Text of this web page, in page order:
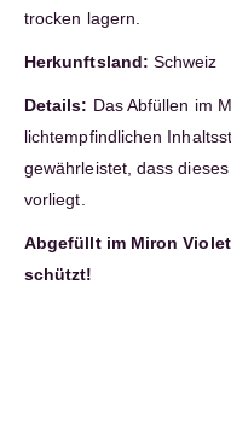
trocken lagern.
Herkunftsland: Schweiz
Details: Das Abfüllen im
lichtempfindlichen
gewährleistet, dass
vorliegt.
Abgefüllt im Miron
schützt!